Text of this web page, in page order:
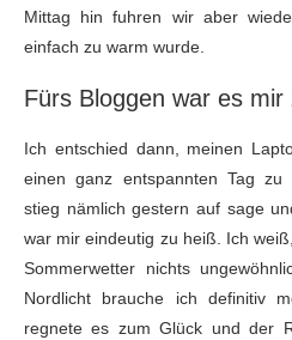
Mittag hin fuhren wir aber
einfach zu warm wurde.
Fürs Bloggen war es mir
Ich entschied dann, meinen
einen ganz entspannten Tag zu
stieg nämlich gestern auf sage
war mir eindeutig zu heiß. Ich
Sommerwetter nichts
Nordlicht brauche ich definitiv
regnete es zum Glück und der